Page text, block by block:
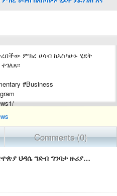
ምክረ ሀሳብ ከእስካሁኑ ሂደት
#Business
EBCzena/
Comments (0)
ግብፅ በታላቁ የኢትዮጵያ ህዳሴ ግድብ ግንባታ ዙሪያ ያቀረበችው የመነሻ ሃሳብ ውድቅ መደረጉ ተገለፀ